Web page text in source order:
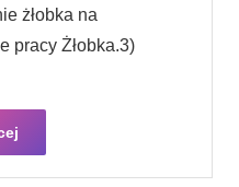
żłobka na
pracy Żłobka.3)